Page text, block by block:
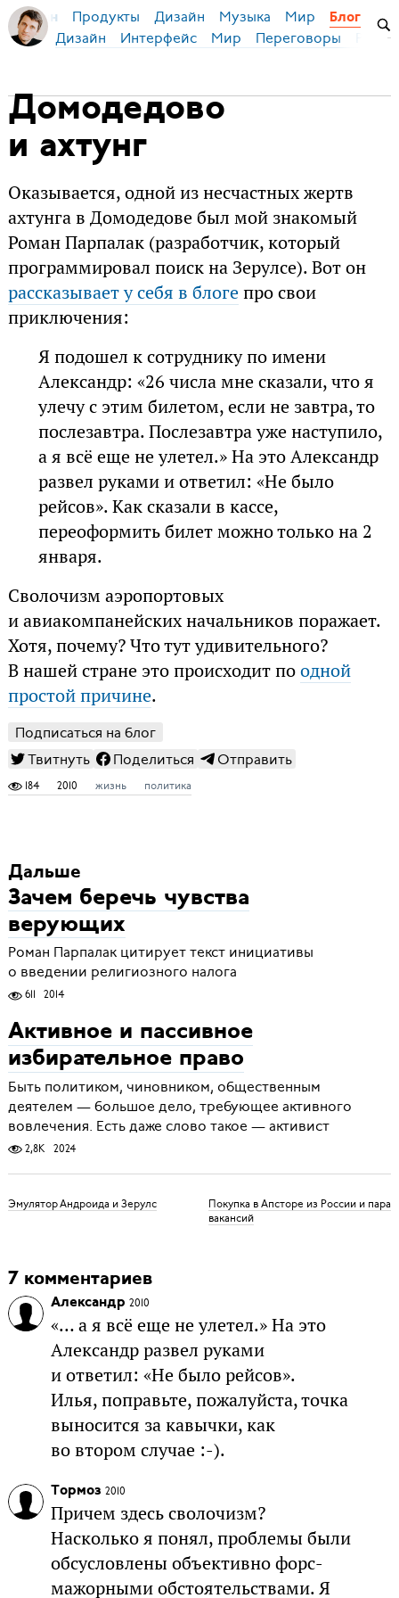
Бирман Продукты Дизайн Музыка Мир Блог
Дизайн Интерфейс Мир Переговоры
Домодедово
и ахтунг
Оказывается, одной из несчастных жертв
ахтунга в Домодедове был мой знакомый
Роман Парпалак (разработчик, который
программировал поиск на Зерулсе). Вот он
рассказывает у себя в блогепро свои
приключения:
Я подошел к сотруднику по имени
Александр: «26 числа мне сказали, что я
улечу с этим билетом, если не завтра, то
послезавтра. Послезавтра уже наступило,
а я всё еще не улетел.» На это Александр
развел руками и ответил: «Не было
рейсов». Как сказали в кассе,
переоформить билет можно только на 2
января.
Сволочизм аэропортовых
и авиакомпанейских начальников поражает.
Хотя, почему? Что тут удивительного?
В нашей стране это происходит поодной
простой причине.
Подписаться на блог
Твитнуть
Поделиться Отправить
184 2010 жизнь политика
Дальше
Зачем беречь чувства
верующих
Роман Парпалак цитирует текст инициативы
о введении религиозного налога
611 2014
Активное и пассивное
избирательное право
Быть политиком, чиновником, общественным
деятелем — большое дело, требующее активного
вовлечения. Есть даже слово такое — активист
2,8K 2024
Эмулятор Андроида и Зерулс
Покупка в Апсторе из России и пара
вакансий
7 комментариев
Александр 2010
«… а я всё еще не улетел.» На это
Александр развел руками
и ответил: «Не было рейсов».
Илья, поправьте, пожалуйста, точка
выносится за кавычки, как
во втором случае :-).
Тормоз 2010
Причем здесь сволочизм?
Насколько я понял, проблемы были
обсусловлены объективно форс-
мажорными обстоятельствами. Я